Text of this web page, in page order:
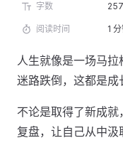
字数
阅读时间 1
人生就像是一场马
迷路跌倒，这都是成
不论是取得了新成
复盘，让自己从中汲